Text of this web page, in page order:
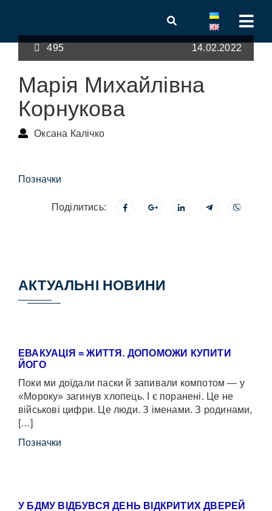
495 14.02.2022
Марія Михайлівна
Корнукова
Оксана Калічко
Позначки
Поділитись:
АКТУАЛЬНІ НОВИНИ
ЕВАКУАЦІЯ = ЖИТТЯ. ДОПОМОЖИ КУПИТИ
ЙОГО
Поки ми доїдали паски й запивали компотом — у
«Мороку» загинув хлопець. І є поранені. Це не
військові цифри. Це люди. З іменами. З родинами,
[…]
Позначки
У БДМУ ВІДБУВСЯ ДЕНЬ ВІДКРИТИХ ДВЕРЕЙ